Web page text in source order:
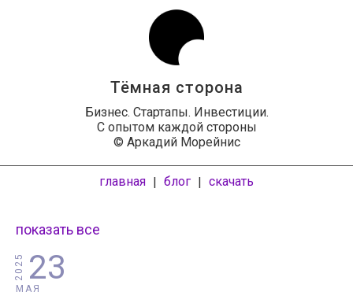
Тёмная сторона
Бизнес. Стартапы. Инвестиции.
С опытом каждой стороны
© Аркадий Морейнис
главная | блог | скачать
показать все
23
МАЯ
2025